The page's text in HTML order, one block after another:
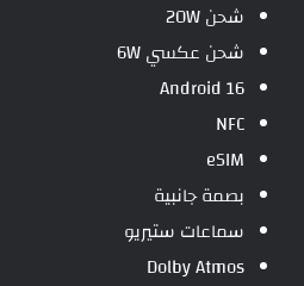
شحن 20W
شحن عكسي 6W
Android 16
NFC
eSIM
بصمة جانبية
سماعات ستيريو
Dolby Atmos